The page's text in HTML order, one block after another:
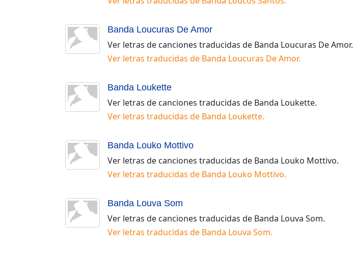
Banda Loucuras De Amor
Ver letras de canciones traducidas de Banda Loucuras De Amor.
Ver letras traducidas de Banda Loucuras De Amor.
Banda Loukette
Ver letras de canciones traducidas de Banda Loukette.
Ver letras traducidas de Banda Loukette.
Banda Louko Mottivo
Ver letras de canciones traducidas de Banda Louko Mottivo.
Ver letras traducidas de Banda Louko Mottivo.
Banda Louva Som
Ver letras de canciones traducidas de Banda Louva Som.
Ver letras traducidas de Banda Louva Som.